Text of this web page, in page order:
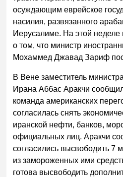
осуждающим еврейское
насилия, развязанного
Иерусалиме. На этой
о том, что министр
Мохаммед Джавад Зариф
В Вене заместитель
Ирана Аббас Аракчи
команда американских
согласилась снять
иранской нефти, банков,
официальных лиц. Аракчи
согласились высвободить 7
из замороженных ими
готова высвободить